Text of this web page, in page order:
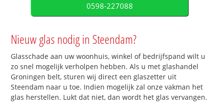
0598-227088
Nieuw glas nodig in Steendam?
Glasschade aan uw woonhuis, winkel of bedrijfspand wilt u
zo snel mogelijk verholpen hebben. Als u met glashandel
Groningen belt, sturen wij direct een glaszetter uit
Steendam naar u toe. Indien mogelijk zal onze vakman het
glas herstellen. Lukt dat niet, dan wordt het glas vervangen.